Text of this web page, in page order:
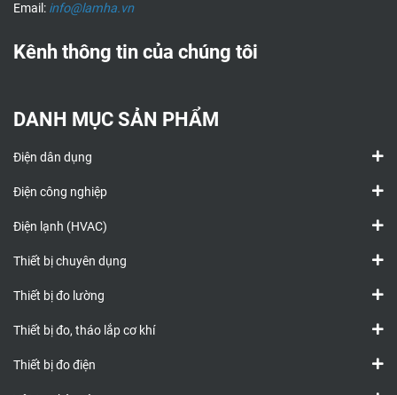
Email: info@lamha.vn
Kênh thông tin của chúng tôi
DANH MỤC SẢN PHẨM
Điện dân dụng
Điện công nghiệp
Điện lạnh (HVAC)
Thiết bị chuyên dụng
Thiết bị đo lường
Thiết bị đo, tháo lắp cơ khí
Thiết bị đo điện